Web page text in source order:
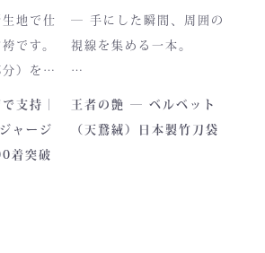
間ご
い。
。
・熊
な職人
袴に
地で仕
です。
）を縫
支持｜
ャージ
着突破
― 手にした瞬間、周囲の
視線を集める一本。
王者の艶 ― ベルベット
（天鵞絨）日本製竹刀袋